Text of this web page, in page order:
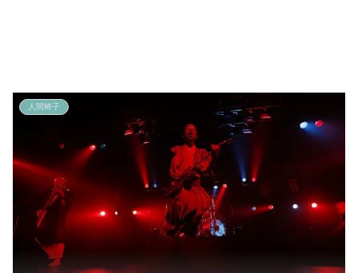
人間椅子